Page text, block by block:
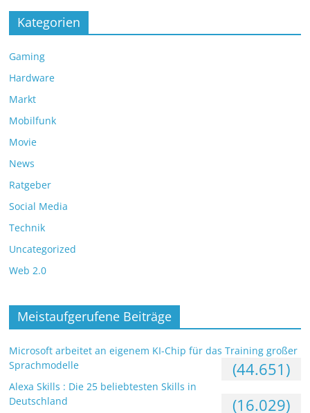
Kategorien
Gaming
Hardware
Markt
Mobilfunk
Movie
News
Ratgeber
Social Media
Technik
Uncategorized
Web 2.0
Meistaufgerufene Beiträge
Microsoft arbeitet an eigenem KI-Chip für das Training großer
Sprachmodelle
(44.651)
Alexa Skills : Die 25 beliebtesten Skills in
Deutschland
(16.029)